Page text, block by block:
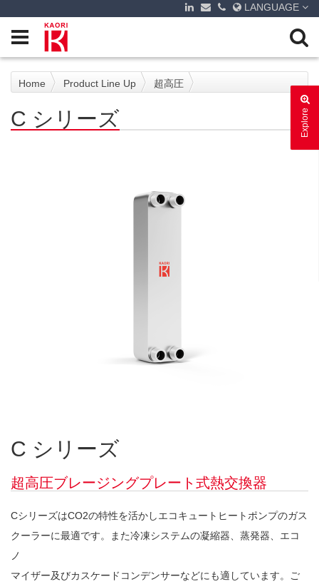
LANGUAGE
Explore
Home Product Line Up 超高圧
C シリーズ
C シリーズ
超高圧ブレージングプレート式熱交換器
CシリーズはCO2の特性を活かしエコキュートヒートポンプのガス
クーラーに最適です。また冷凍システムの凝縮器、蒸発器、エコ
ノ
マイザー及びカスケードコンデンサーなどにも適しています。ご